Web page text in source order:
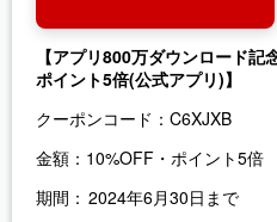
【アプリ800万ダウンロード
ポイント5倍(公式アプリ)】
クーポンコード： C6XJXB
金額： 10%OFF・ポイント5倍
期間： 2024年6月30日まで